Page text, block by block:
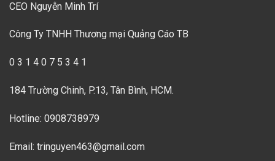
CEO Nguyễn Minh Trí
Công Ty TNHH Thương mại Quảng Cáo TB
0 3 1 4 0 7 5 3 4 1
184 Trường Chinh, P.13, Tân Bình, HCM.
Hotline: 0908738979
Email: tringuyen463@gmail.com